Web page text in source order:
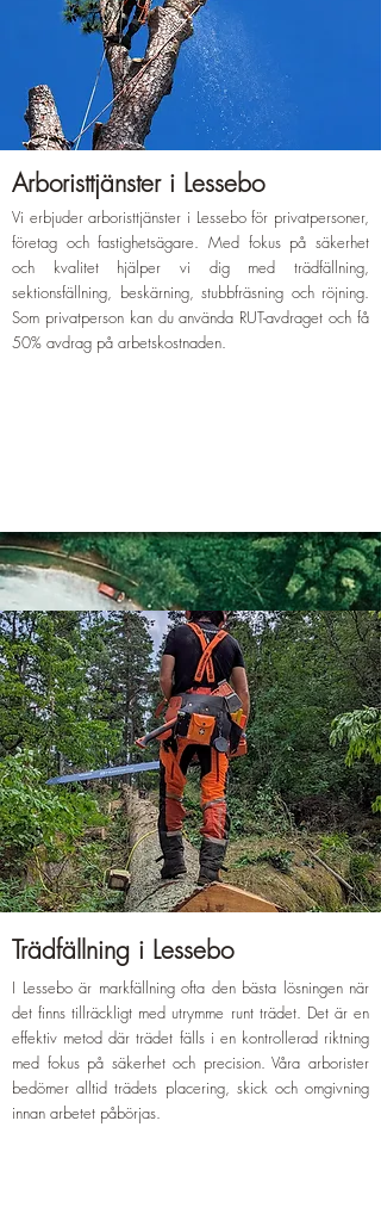
Arboristtjänster i Lessebo
Vi erbjuder arboristtjänster i Lessebo för privatpersoner,
företag och fastighetsägare. Med fokus på säkerhet
och kvalitet hjälper vi dig med trädfällning,
sektionsfällning, beskärning, stubbfräsning och röjning.
Som privatperson kan du använda RUT-avdraget och få
50% avdrag på arbetskostnaden.
Trädfällning i Lessebo
I Lessebo är markfällning ofta den bästa lösningen när
det finns tillräckligt med utrymme runt trädet. Det är en
effektiv metod där trädet fälls i en kontrollerad riktning
med fokus på säkerhet och precision. Våra arborister
bedömer alltid trädets placering, skick och omgivning
innan arbetet påbörjas.